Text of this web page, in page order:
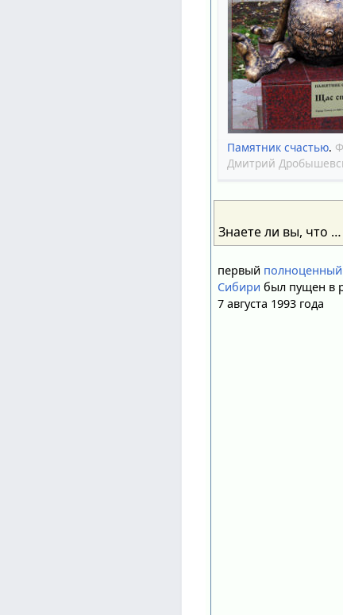
Памятник счастью.
Дмитрий
Знаете ли вы, что …
первый
Сибири был пущен в
7 августа 1993 года